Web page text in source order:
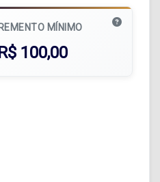
MÍNIMO
R$ 100,00